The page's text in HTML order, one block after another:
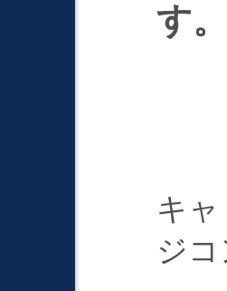
す。
キ
ジ